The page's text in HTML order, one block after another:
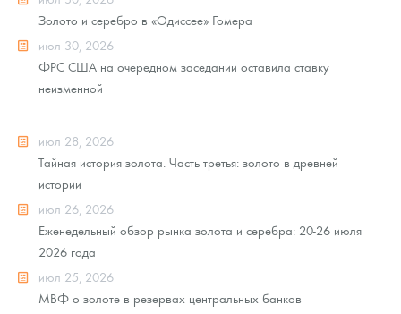
Золото и серебро в «Одиссее» Гомера
июл 30, 2026
ФРС США на очередном заседании оставила ставку
неизменной
июл 28, 2026
Тайная история золота. Часть третья: золото в древней
истории
июл 26, 2026
Еженедельный обзор рынка золота и серебра: 20-26 июля
2026 года
июл 25, 2026
МВФ о золоте в резервах центральных банков